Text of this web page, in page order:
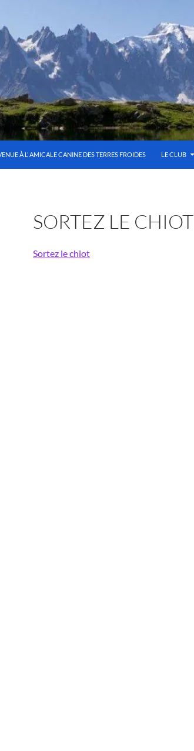
À L’ AMICALE CANINE DES TERRES FROIDES LE CLUB
SORTEZ LE CHIOT
Sortez le chiot